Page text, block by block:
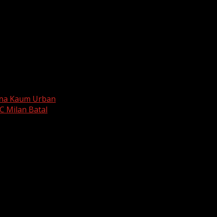
Kaum Urban
Milan Batal